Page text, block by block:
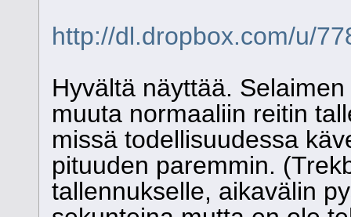
http://dl.dropbox.com/u/
Hyvältä näyttää.
muuta normaaliin reitin
missä todellisuudessa
pituuden paremmin.
tallennukselle, aikavälin